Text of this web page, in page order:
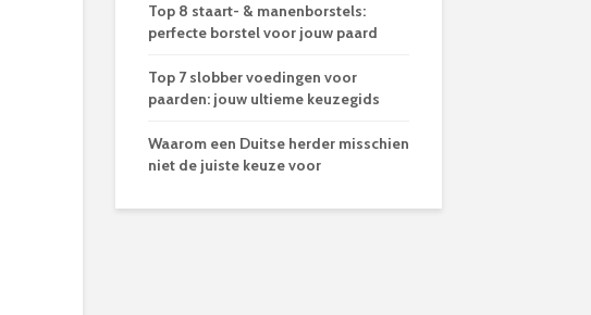
Top 8 staart- & manenborstels:
perfecte borstel voor jouw paard
Top 7 slobber voedingen voor
paarden: jouw ultieme keuzegids
Waarom een Duitse herder misschien
niet de juiste keuze voor